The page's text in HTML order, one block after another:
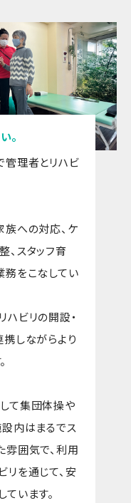
。
管理者とリハビ
族への対応、ケ
、スタッフ育
務をこなしてい
ビリの開設・
携しながらより
て集団体操や
内はまるでス
雰囲気で、利用
リを通じて、安
います。